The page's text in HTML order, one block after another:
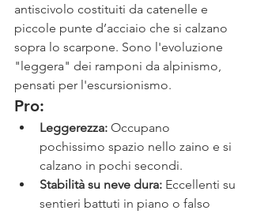
antiscivolo costituiti da catenelle e
piccole punte d’acciaio che si calzano
sopra lo scarpone. Sono l'evoluzione
"leggera" dei ramponi da alpinismo,
pensati per l'escursionismo.
Pro:
Leggerezza: Occupano
pochissimo spazio nello zaino e si
calzano in pochi secondi.
Stabilità su neve dura: Eccellenti su
sentieri battuti in piano o falso